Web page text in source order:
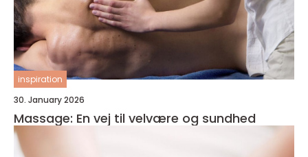
inspiration
30. January 2026
Massage: En vej til velvære og sundhed